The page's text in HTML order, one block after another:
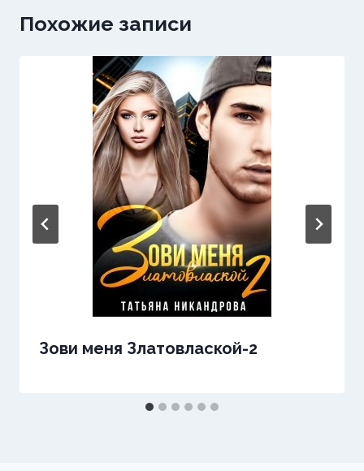
Похожие записи
Зови меня Златовлаской-2